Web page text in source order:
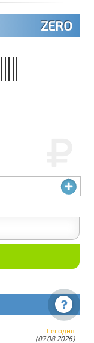
ZERO
Сегодня
(07.08.2026)